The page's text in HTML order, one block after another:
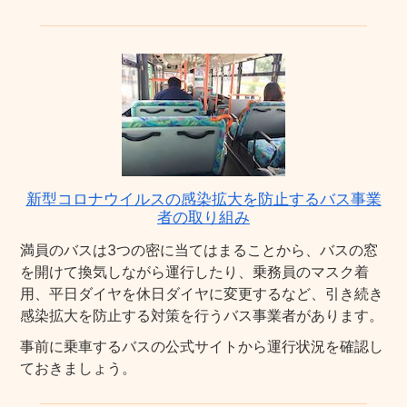
新型コロナウイルスの感染拡大を防止するバス事業
者の取り組み
満員のバスは3つの密に当てはまることから、バスの窓
を開けて換気しながら運行したり、乗務員のマスク着
用、平日ダイヤを休日ダイヤに変更するなど、引き続き
感染拡大を防止する対策を行うバス事業者があります。
事前に乗車するバスの公式サイトから運行状況を確認し
ておきましょう。